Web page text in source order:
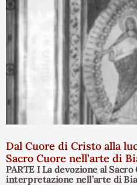
Dal Cuore di Cristo alla
Sacro Cuore nell’arte di
PARTE I La devozione al Sacro
interpretazione nell’arte di